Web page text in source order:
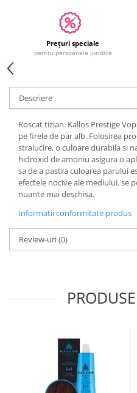
Prețuri speciale
pentru persoanele juridice
Descriere
Roscat tizian. Kallos Prestige
pe firele de par alb. Folosirea
stralucire, o culoare durabila si
hidroxid de amoniu asigura o
sa de a pastra culoarea parului
efectele nocive ale mediului. se
nuante mai deschisa.
Informatii conformitate produs
Review-uri(0)